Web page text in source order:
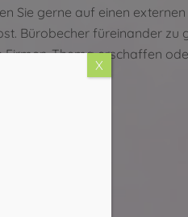
Sie gerne auf einen
Bürobecher füreinander zu
Firmen-Thema erschaffen
X